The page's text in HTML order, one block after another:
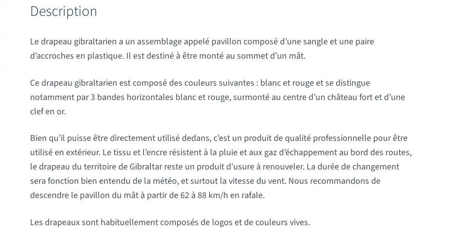
Description
Le drapeau gibraltarien a un assemblage appelé pavillon composé d’une sangle et une paire
d’accroches en plastique. Il est destiné à être monté au sommet d’un mât.
Ce drapeau gibraltarien est composé des couleurs suivantes : blanc et rouge et se distingue
notamment par 3 bandes horizontales blanc et rouge, surmonté au centre d’un château fort et d’une
clef en or.
Bien qu’il puisse être directement utilisé dedans, c’est un produit de qualité professionnelle pour être
utilisé en extérieur. Le tissu et l’encre résistent à la pluie et aux gaz d’échappement au bord des routes,
le drapeau du territoire de Gibraltar reste un produit d’usure à renouveler. La durée de changement
sera fonction bien entendu de la météo, et surtout la vitesse du vent. Nous recommandons de
descendre le pavillon du mât à partir de 62 à 88 km/h en rafale.
Les drapeaux sont habituellement composés de logos et de couleurs vives.